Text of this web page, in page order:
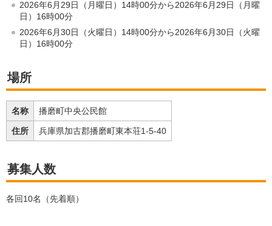
2026年6月29日（月曜日）14時00分から2026年6月29日（月曜
日）16時00分
2026年6月30日（火曜日）14時00分から2026年6月30日（火曜
日）16時00分
場所
名称 播磨町中央公民館
住所 兵庫県加古郡播磨町東本荘1-5-40
募集人数
各回10名（先着順）